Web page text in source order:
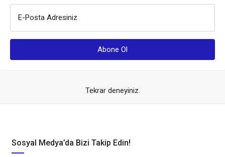
E-Posta Adresiniz
Tekrar deneyiniz.
Sosyal Medya’da Bizi Takip Edin!